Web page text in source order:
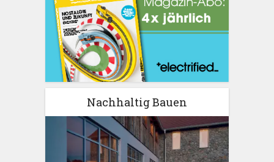
Nachhaltig Bauen